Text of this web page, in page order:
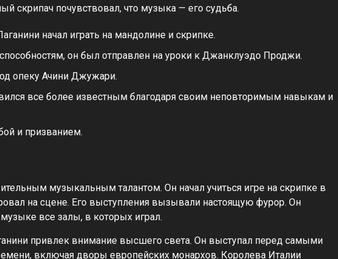
скрипач почувствовал, что музыка — его судьба.
начал играть на мандолине и скрипке.
он был отправлен на уроки к Джанклуэдо Проджи.
опеку Ачини Джужари.
все более известным благодаря своим неповторимым навыкам и
и призванием.
музыкальным талантом. Он начал учиться игре на скрипке в
на сцене. Его выступления вызывали настоящую фурор. Он
все залы, в которых играл.
привлек внимание высшего света. Он выступал перед самыми
включая дворы европейских монархов. Королева Италии